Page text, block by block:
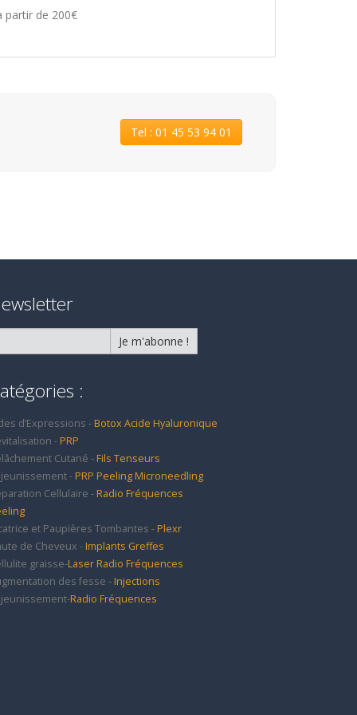
partir de 200€
Tel : 01 45 53 94 01
:
d’Expressions - Botox Acide Hyaluronique
- PRP
Cutané - Fils Tenseurs
- PRP Peeling Microneedling
Cellulaire - Radio Fréquences
et Paupières Tombantes - Plexr
de Cheveux - Implants Greffes
graisse-Laser Radio Fréquences
des fesse - Injections
Radio Fréquences